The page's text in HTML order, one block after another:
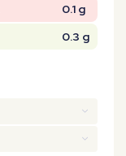
0.1 g
0.3 g